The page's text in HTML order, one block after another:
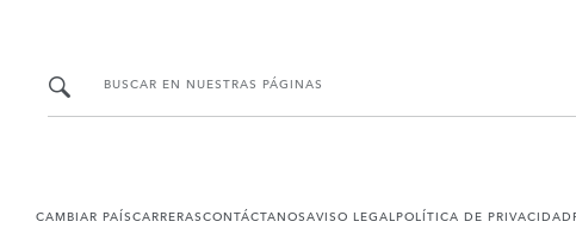
BUSCAR EN NUESTRAS PÁGINAS
CAMBIAR PAÍSCARRERASCONTÁCTANOSAVISO LEGAL POLÍTICA DE PRIVACIDAD